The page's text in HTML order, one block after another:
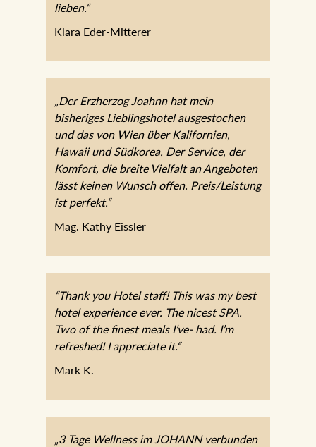
lieben.“
Klara Eder-Mitterer
„Der Erzherzog Joahnn hat mein
bisheriges Lieblingshotel ausgestochen
und das von Wien über Kalifornien,
Hawaii und Südkorea. Der Service, der
Komfort, die breite Vielfalt an Angeboten
lässt keinen Wunsch offen. Preis/Leistung
ist perfekt.“
Mag. Kathy Eissler
“Thank you Hotel staff! This was my best
hotel experience ever. The nicest SPA.
Two of the finest meals I’ve- had. I’m
refreshed! I appreciate it.“
Mark K.
„3 Tage Wellness im JOHANN verbunden